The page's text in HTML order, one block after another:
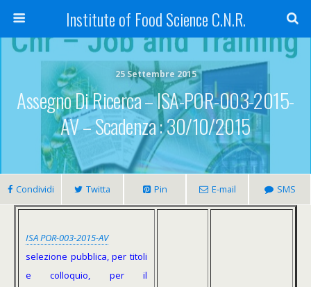
Institute of Food Science C.N.R.
25 Settembre 2015
Assegno Di Ricerca – ISA-POR-003-2015-
AV – Scadenza : 30/10/2015
Condividi Twitta Pin E-mail SMS
ISA POR-003-2015-AV
selezione pubblica, per titoli
e colloquio, per il